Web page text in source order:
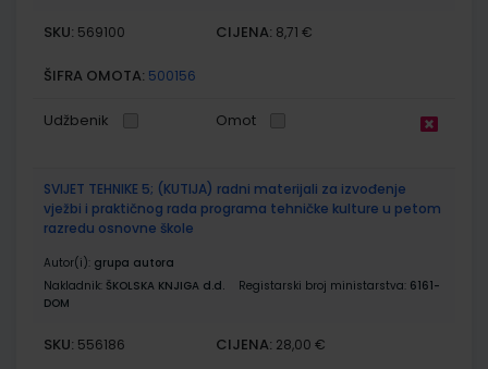
SKU: 569100 CIJENA: 8,71 €
ŠIFRA OMOTA: 500156
Udžbenik Omot
SVIJET TEHNIKE 5; (KUTIJA) radni materijali za izvođenje
vježbi i praktičnog rada programa tehničke kulture u petom
razredu osnovne škole
Autor(i): grupa autora
Nakladnik: ŠKOLSKA KNJIGA d.d. Registarski broj ministarstva: 6161-
DOM
SKU: 556186 CIJENA: 28,00 €